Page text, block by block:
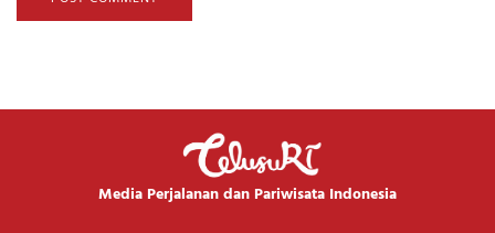
Media Perjalanan dan Pariwisata Indonesia